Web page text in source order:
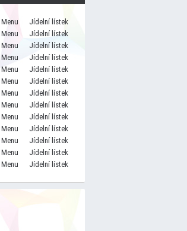
Menu
Jídelní lístek
Menu
Jídelní lístek
Menu
Jídelní lístek
Menu
Jídelní lístek
Menu
Jídelní lístek
Menu
Jídelní lístek
Menu
Jídelní lístek
Menu
Jídelní lístek
Menu
Jídelní lístek
Menu
Jídelní lístek
Menu
Jídelní lístek
Menu
Jídelní lístek
Menu Jídelní lístek